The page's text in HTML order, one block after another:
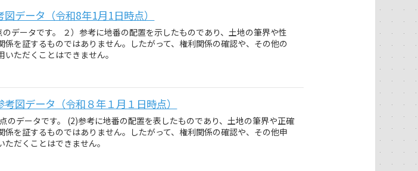
図データ（令和8年1月1日時点）
データです。 ２）参考に地番の配置を示したものであり、土地の筆界や性
係を証するものではありません。したがって、権利関係の確認や、その他の
ただくことはできません。
考図データ（令和８年１月１日時点）
のデータです。 (2)参考に地番の配置を表したものであり、土地の筆界や正確
係を証するものではありません。したがって、権利関係の確認や、その他申
だくことはできません。